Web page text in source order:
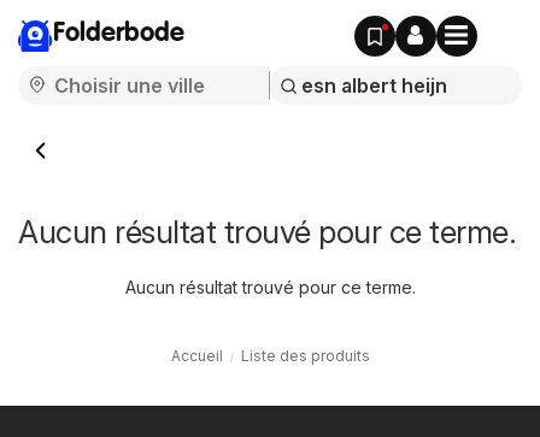
Folderbode
Aucun résultat trouvé pour ce terme.
Aucun résultat trouvé pour ce terme.
Accueil Liste des produits